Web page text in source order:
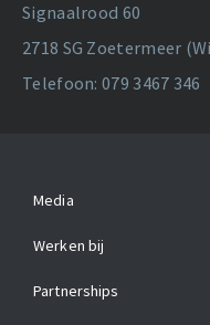
Signaalrood 60
2718 SG Zoetermeer
Telefoon: 079 3467 346
Media
Werken bij
Partnerships